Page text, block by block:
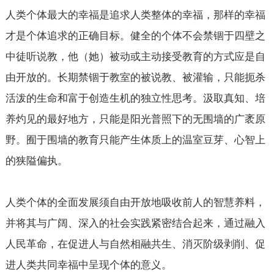
人类个体最大的幸福是追求人类整体的幸福，那样的幸福
才是个体追求的正确目标。健全的个体不会禁锢于四壁之
中徒听说教，他（她）被动或主动接受教育的方式应是自
由开放的。长期禁锢于教室的被说教、被灌输，只能扼杀
活泼的生命和富于创造生机的独立性思考。汲取真知、培
养灼见的最好地方，只能是阳光普照下的无围墙的广袤原
野。囿于围墙的教育只能产生体质上的温室豆芽、心智上
的狭隘偏执。
人类个体的全面发展须自由开放地吸收前人的智慧养料，
并将其与广阔、深入的社会实践紧密结合起来，通过融入
人民革命，在促进人与自然相融共生、消灭阶级剥削、促
进人类共同幸福中呈现个体的意义。